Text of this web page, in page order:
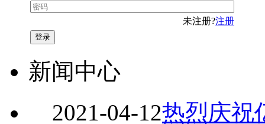
未注册?注册
新闻中心
2021-04-12热烈庆祝